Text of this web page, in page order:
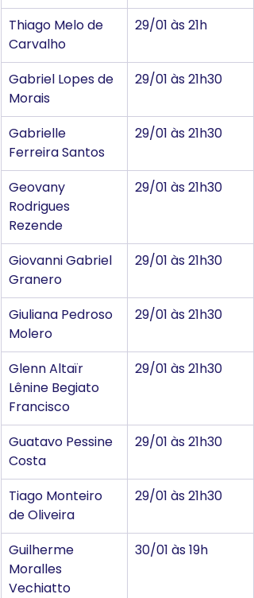
Thiago Melo de
Carvalho
29/01 às 21h
Gabriel Lopes de
Morais
29/01 às 21h30
Gabrielle
Ferreira Santos
29/01 às 21h30
Geovany
Rodrigues
Rezende
29/01 às 21h30
Giovanni Gabriel
Granero
29/01 às 21h30
Giuliana Pedroso
Molero
29/01 às 21h30
Glenn Altaïr
Lênine Begiato
Francisco
29/01 às 21h30
Guatavo Pessine
Costa
29/01 às 21h30
Tiago Monteiro
de Oliveira
29/01 às 21h30
Guilherme
Moralles
Vechiatto
30/01 às 19h